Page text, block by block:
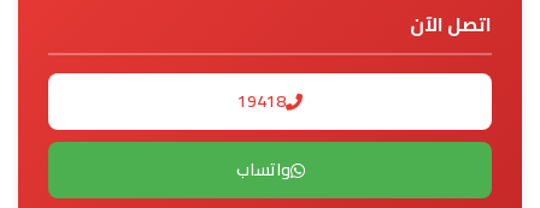
اتصل الآن
19418
واتساب